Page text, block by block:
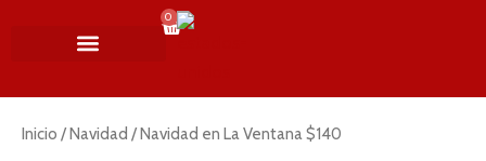
0
Cart
Inicio /Navidad / Navidad en La Ventana $140